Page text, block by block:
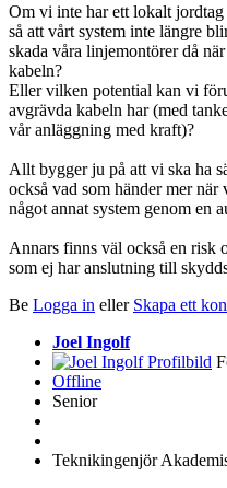
Om vi inte har ett lokalt
så att vårt system inte längre
skada våra linjemontörer då
kabeln?
Eller vilken potential kan vi
avgrävda kabeln har (med
vår anläggning med kraft)?
Allt bygger ju på att vi ska ha
också vad som händer mer
något annat system genom en
Annars finns väl också en risk
som ej har anslutning till
Be Logga in eller Skapa ett
Joel Ingolf
Offline
Senior
Teknikingenjör